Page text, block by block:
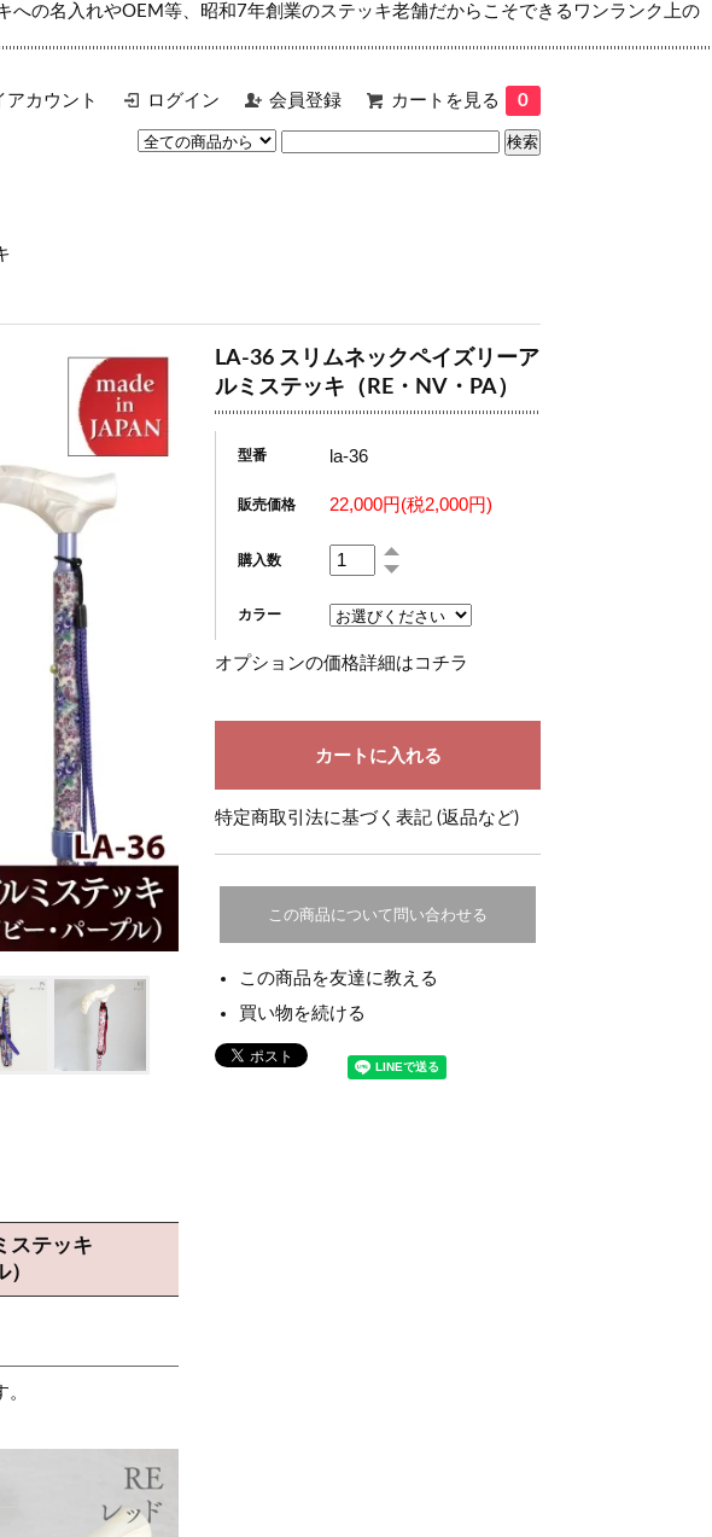
の名入れやOEM等、昭和7年創業のステッキ老舗だからこそできるワンランク上の
アカウント ログイン 会員登録 カートを見る 0
LA-36 スリムネックペイズリーア
ルミステッキ（RE・NV・PA）
型番 la-36
販売価格 22,000円(税2,000円)
購入数
カラー
オプションの価格詳細はコチラ
ステッキ
特定商取引法に基づく表記 (返品など)
この商品について問い合わせる
この商品を友達に教える
買い物を続ける